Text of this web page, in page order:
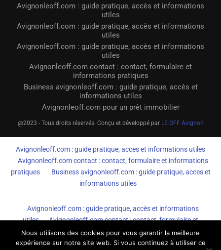
Avignonleoff.com : guide pratique, accès et informations
utiles
Avignonleoff.com : guide pratique, accès et informations
utiles
Avignonleoff.com : guide pratique, accès et informations
utiles
Avignonleoff.com contact : contact, formulaire et
informations pratiques
Business avignonleoff.com : guide pratique, accès et
informations utiles
Avignonleoff.com pour un prêt immobilier
@2023 - Tous droits réservés. Conçu et développé par LE OFF Avignon
Avignonleoff.com : guide pratique, acces et informations utiles
Avignonleoff.com contact : contact, formulaire et informations
pratiques
Business avignonleoff.com : guide pratique, acces et
informations utiles
Avignonleoff.com : guide pratique, accès et informations
utiles
Avignonleoff.com contact : contact, formulaire et
informations pratiques
Business avignonleoff.com : guide
pratique, accès et informations utiles
Nous utilisons des cookies pour vous garantir la meilleure
expérience sur notre site web. Si vous continuez à utiliser ce